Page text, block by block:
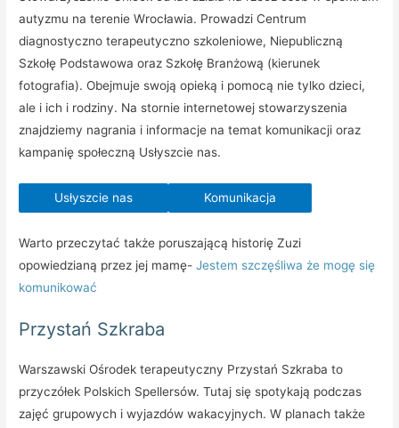
autyzmu na terenie Wrocławia. Prowadzi Centrum
diagnostyczno terapeutyczno szkoleniowe, Niepubliczną
Szkołę Podstawowa oraz Szkołę Branżową (kierunek
fotografia). Obejmuje swoją opieką i pomocą nie tylko dzieci,
ale i ich i rodziny. Na stornie internetowej stowarzyszenia
znajdziemy nagrania i informacje na temat komunikacji oraz
kampanię społeczną Usłyszcie nas.
Usłyszcie nas Komunikacja
Warto przeczytać także poruszającą historię Zuzi
opowiedzianą przez jej mamę-Jestem szczęśliwa że mogę się
komunikować
Przystań Szkraba
Warszawski Ośrodek terapeutyczny Przystań Szkraba to
przyczółek Polskich Spellersów. Tutaj się spotykają podczas
zajęć grupowych i wyjazdów wakacyjnych. W planach także